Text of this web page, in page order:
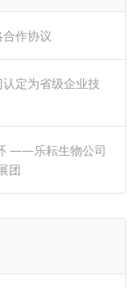
作协议
定为省级企业技
——乐耘生物公司
团